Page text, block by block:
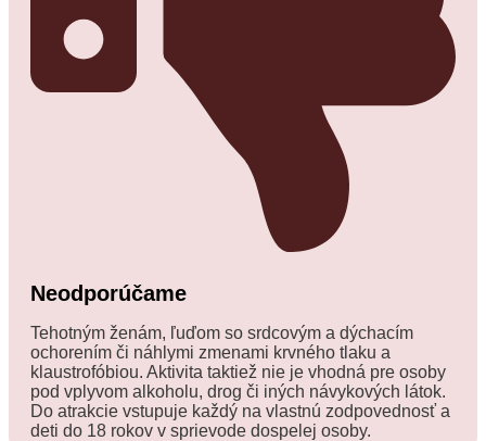
Neodporúčame​
Tehotným ženám, ľuďom so srdcovým a dýchacím
ochorením či náhlymi zmenami krvného tlaku a
klaustrofóbiou. Aktivita taktiež nie je vhodná pre osoby
pod vplyvom alkoholu, drog či iných návykových látok.
Do atrakcie vstupuje každý na vlastnú zodpovednosť a
deti do 18 rokov v sprievode dospelej osoby.